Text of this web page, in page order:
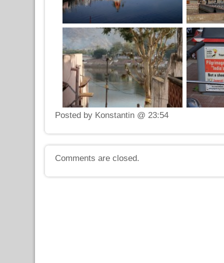
Posted by Konstantin @ 23:54
Comments are closed.